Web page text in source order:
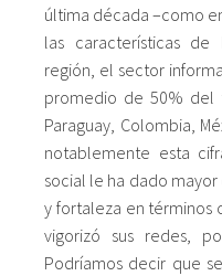
última década –como
las características
región, el sector
promedio de 50% del
Paraguay, Colombia,
notablemente esta
social le ha dado
y fortaleza en términos
vigorizó sus redes,
Podríamos decir que